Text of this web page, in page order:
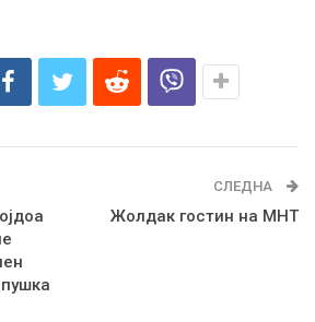
СЛЕДНА
Жолдак гостин на МНТ